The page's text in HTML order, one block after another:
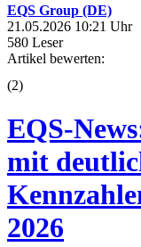
EQS Group (DE)
21.05.2026 10:21 Uhr
580 Leser
Artikel bewerten:
(2)
EQS-
mit
2026